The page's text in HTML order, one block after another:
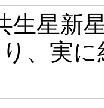
生星新
、実